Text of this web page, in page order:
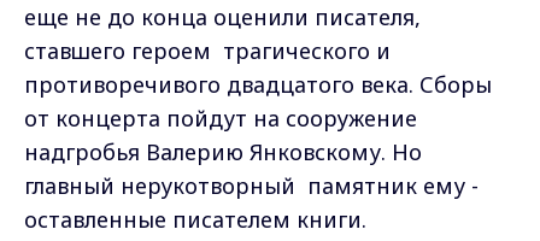
еще не до конца оценили писателя,
ставшего героем трагического и
противоречивого двадцатого века. Сборы
от концерта пойдут на сооружение
надгробья Валерию Янковскому. Но
главный нерукотворный памятник ему -
оставленные писателем книги.